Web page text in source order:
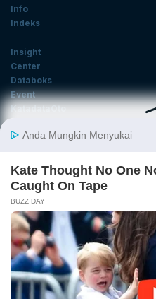
Info
Indeks
Insight
Center
Databoks
Event
KatadataOto
Email
Tentang Katadata Advertising
Kebijakan Privasi